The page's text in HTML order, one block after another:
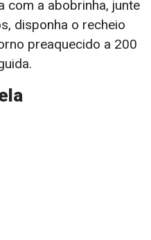
com a abobrinha, junte
disponha o recheio
preaquecido a 200